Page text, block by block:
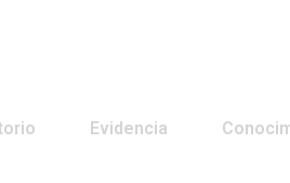
Evidencia